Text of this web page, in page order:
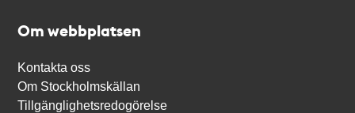
Om webbplatsen
Kontakta oss
Om Stockholmskällan
Tillgänglighetsredogörelse